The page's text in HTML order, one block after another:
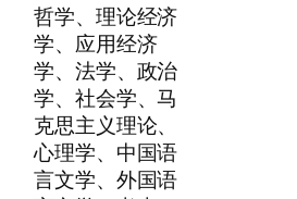
哲学、理论经济
学、应用经济
学、法学、政治
学、社会学、马
克思主义理论、
心理学、中国语
言文学、外国语